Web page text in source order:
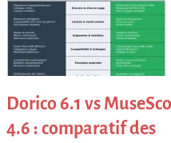
Dorico 6.1 vs
4.6 : comparatif des